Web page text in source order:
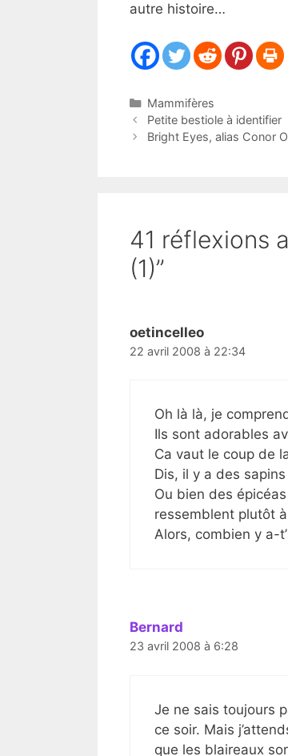
autre histoire…
Catégories
Mammifères
Petite bestiole à identifier
Bright Eyes, alias Conor
41 réflexions
(1)”
oetincelleo
22 avril 2008 à 22:34
Oh là là, je
Ils sont adorables
Ca vaut le coup de
Dis, il y a des
Ou bien des
ressemblent plutôt
Alors, combien y a-
Bernard
23 avril 2008 à 6:28
Je ne sais toujours
ce soir. Mais
que les blaireaux